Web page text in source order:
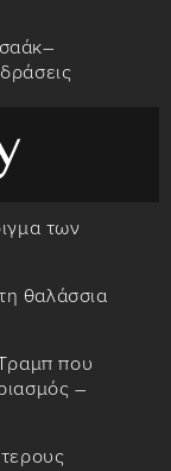
των
θαλάσσια
που
–